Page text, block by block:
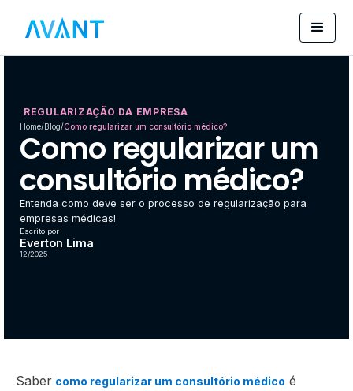
REGULARIZAÇÃO DA EMPRESA
Home/Blog/Como regularizar um consultório médico?
Como regularizar um
consultório médico?
Entenda como deve ser o processo de regularização para
empresas médicas!
Escrito por
Everton Lima
12/2025
Saber como regularizar um consultório médico é